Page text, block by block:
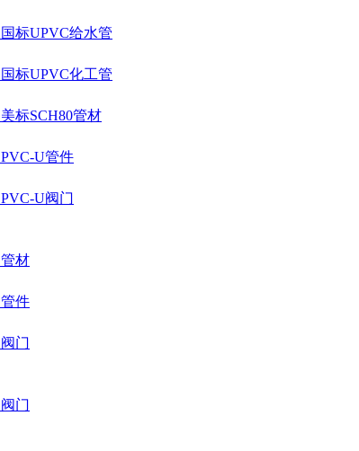
国标UPVC给水管
国标UPVC化工管
美标SCH80管材
PVC-U管件
PVC-U阀门
管材
管件
阀门
阀门